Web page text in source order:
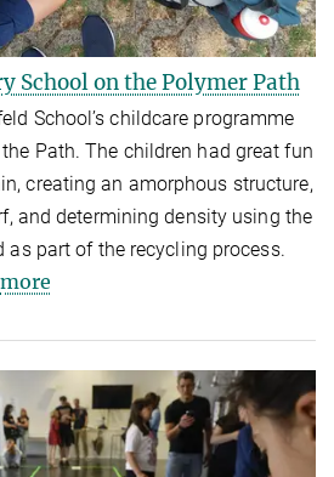
School on the Polymer Path
School’s childcare programme
Path. The children had great fun
creating an amorphous structure,
and determining density using the
as part of the recycling process.
more